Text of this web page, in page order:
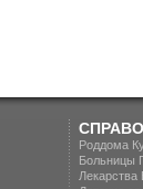
Роддома
Больницы
Лекарства